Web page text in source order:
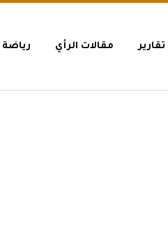
تقارير مقالات الرأي رياضة